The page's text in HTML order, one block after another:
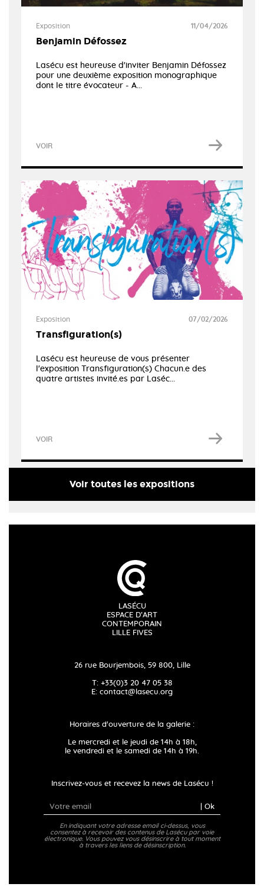
Exposition 11/04/2026
Benjamin Défossez
Lasécu est heureuse d'inviter Benjamin Défossez
pour une deuxième exposition monographique
dont le titre évocateur - A...
VOIR
Exposition 07/02/2026
Transfiguration(s)
Lasécu est heureuse de vous présenter
l'exposition Transfiguration(s) Chacun.e des
quatre artistes invité.es par Laséc...
VOIR
Voir toutes les expositions
LASÉCU
ESPACE D’ART
CONTEMPORAIN
LILLE FIVES
26 rue Bourjembois, 59 800, Lille
T: +33(0)3 20 47 05 38
E: contact@lasecu.org
Horaires d'ouverture de la galerie :
Le mercredi et le jeudi de 14h à 18h,
le vendredi et le samedi de 14h à 19h.
Inscrivez-vous et recevez la news de Lasécu !
| Ok
En indiquant votre adresse email ci-dessus, vous
consentez à recevoir des contenus de Lasécu par voie
électronique. Vous pouvez vous désinscrire à tout moment
à travers les liens de désinscription.